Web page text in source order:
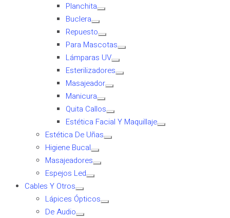
Planchita
Buclera
Repuesto
Para Mascotas
Lámparas UV
Esterilizadores
Masajeador
Manicura
Quita Callos
Estética Facial Y Maquillaje
Estética De Uñas
Higiene Bucal
Masajeadores
Espejos Led
Cables Y Otros
Lápices Ópticos
De Audio